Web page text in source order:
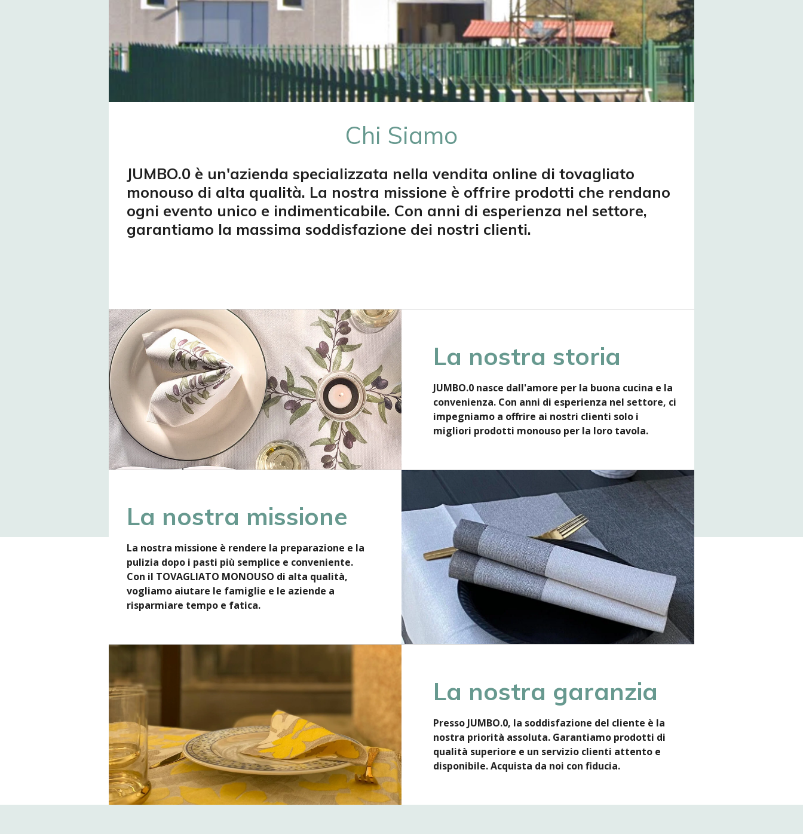
Chi Siamo
JUMBO.0 è un'azienda specializzata nella vendita online di tovagliato
monouso di alta qualità. La nostra missione è offrire prodotti che rendano
ogni evento unico e indimenticabile. Con anni di esperienza nel settore,
garantiamo la massima soddisfazione dei nostri clienti.
La nostra storia
JUMBO.0 nasce dall'amore per la buona cucina e la
convenienza. Con anni di esperienza nel settore, ci
impegniamo a offrire ai nostri clienti solo i
migliori prodotti monouso per la loro tavola.
La nostra missione
La nostra missione è rendere la preparazione e la
pulizia dopo i pasti più semplice e conveniente.
Con il TOVAGLIATO MONOUSO di alta qualità,
vogliamo aiutare le famiglie e le aziende a
risparmiare tempo e fatica.
La nostra garanzia
Presso JUMBO.0, la soddisfazione del cliente è la
nostra priorità assoluta. Garantiamo prodotti di
qualità superiore e un servizio clienti attento e
disponibile. Acquista da noi con fiducia.